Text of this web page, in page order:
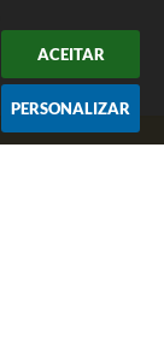
ACEITAR
PERSONALIZAR